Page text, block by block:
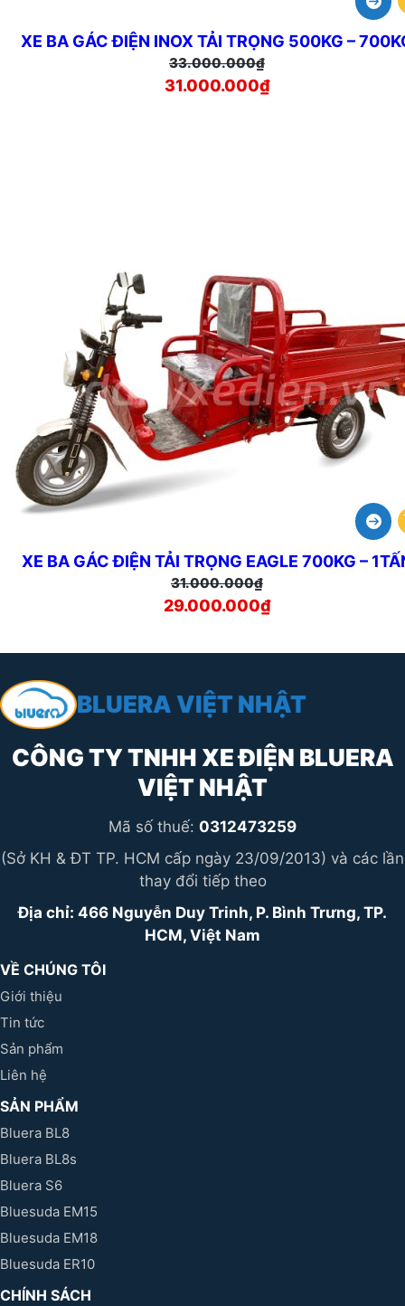
XE BA GÁC ĐIỆN INOX TẢI TRỌNG 500KG –
33.000.000₫
Giá
gốc
31.000.000₫
Giá
hiện
XE BA GÁC ĐIỆN TẢI TRỌNG EAGLE 700KG –
31.000.000₫
Giá
gốc
31.000.000₫.
29.000.000₫
Giá
hiện
là:
BLUERA VIỆT NHẬT
CÔNG TY TNHH XE ĐIỆN BLUERA
VIỆT NHẬT
Mã số thuế: 0312473259
(Sở KH & ĐT TP. HCM cấp ngày 23/09/2013) và các lần
thay đổi tiếp theo
Địa chỉ: 466 Nguyễn Duy Trinh, P. Bình Trưng, TP.
HCM, Việt Nam
VỀ CHÚNG TÔI
Giới thiệu
Tin tức
Sản phẩm
Liên hệ
SẢN PHẨM
Bluera BL8
Bluera BL8s
Bluera S6
Bluesuda EM15
Bluesuda EM18
Bluesuda ER10
CHÍNH SÁCH